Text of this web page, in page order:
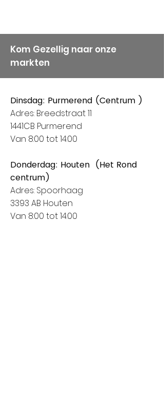
Kom Gezellig naar onze
markten
Dinsdag: Purmerend (Centrum )
Adres: Breedstraat 11
1441CB Purmerend
Van 8:00 tot 14:00
Donderdag: Houten (Het Rond
centrum)
Adres: Spoorhaag
3393 AB Houten
Van 8:00 tot 14:00